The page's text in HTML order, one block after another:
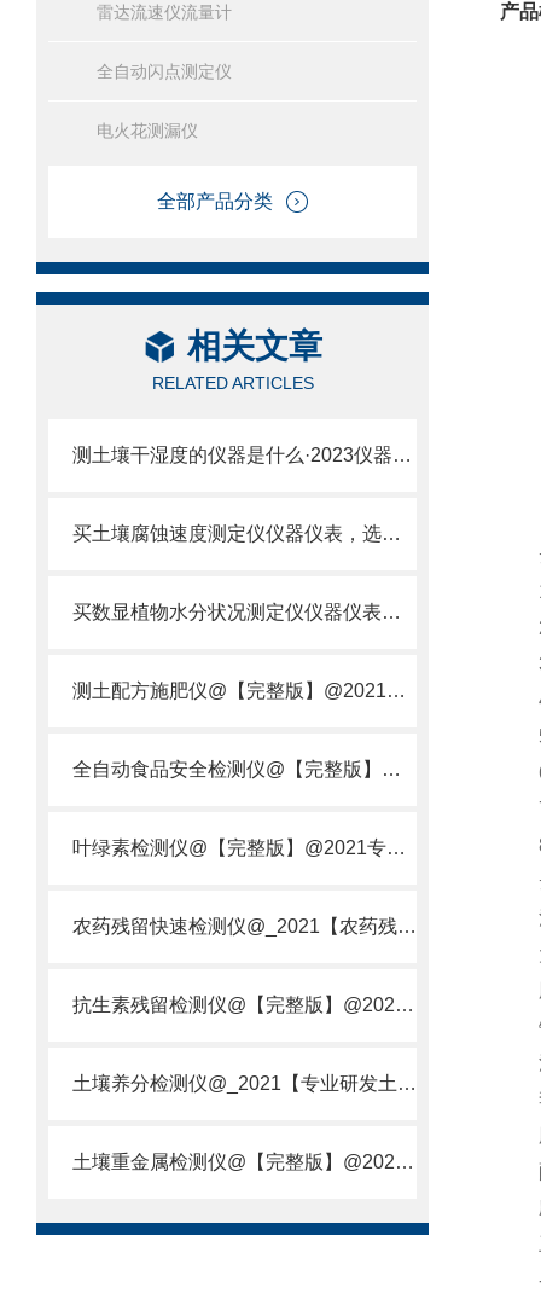
雷达流速仪流量计
全自动闪点测定仪
电火花测漏仪
全部产品分类
相关文章
RELATED ARTICLES
测土壤干湿度的仪器是什么·2023仪器仪表·云唐土壤干湿度检测仪器设备
买土壤腐蚀速度测定仪仪器仪表，选【云唐新款】土壤腐蚀速度测定仪
买数显植物水分状况测定仪仪器仪表，就来山东云唐精品货源
测土配方施肥仪@【完整版】@2021专业测土配方施肥仪器仪表
全自动食品安全检测仪@【完整版】@2021专业全自动食品检测仪器仪表
叶绿素检测仪@【完整版】@2021专业叶绿素检测仪器仪表
农药残留快速检测仪@_2021【农药残留检测仪器仪表DE原理】
抗生素残留检测仪@【完整版】@2021专业抗生素残留检测仪器仪表
土壤养分检测仪@_2021【专业研发土壤养分快速检测仪器仪表厂】
土壤重金属检测仪@【完整版】@2021专业土壤重金属快速检测仪器仪表
产
1)
2)
3)
4)
5)
6)
7)
8)
活
大
肠
铜
沙
李
应
卫
-